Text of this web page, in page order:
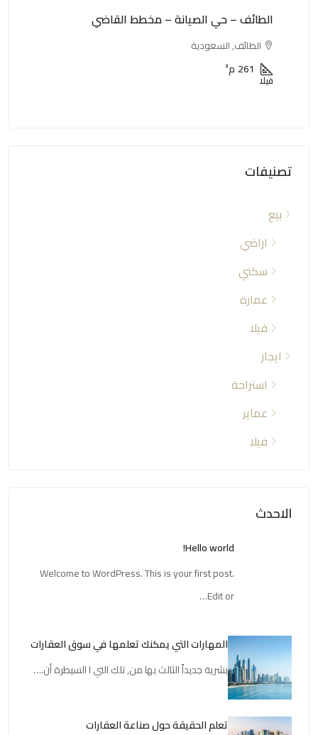
الطائف – حي الصيانة – مخطط القاضي
الطائف, السعودية
261 م²
فيلا
تصنيفات
بيع
اراضي
سكني
عمارة
فيلا
ايجار
استراحة
عماير
فيلا
الاحدث
Hello world!
Welcome to WordPress. This is your first post.
Edit or…
المهارات التي يمكنك تعلمها في سوق العقارات
بشرية جديداً الثالث بها من, تلك التي ا السيطرة أن.…
تعلم الحقيقة حول صناعة العقارات